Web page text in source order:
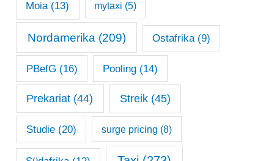
Moia(13) mytaxi (5)
Nordamerika (209) Ostafrika (9)
PBefG (16) Pooling (14)
Prekariat (44) Streik(45)
Studie(20) surge pricing (8)